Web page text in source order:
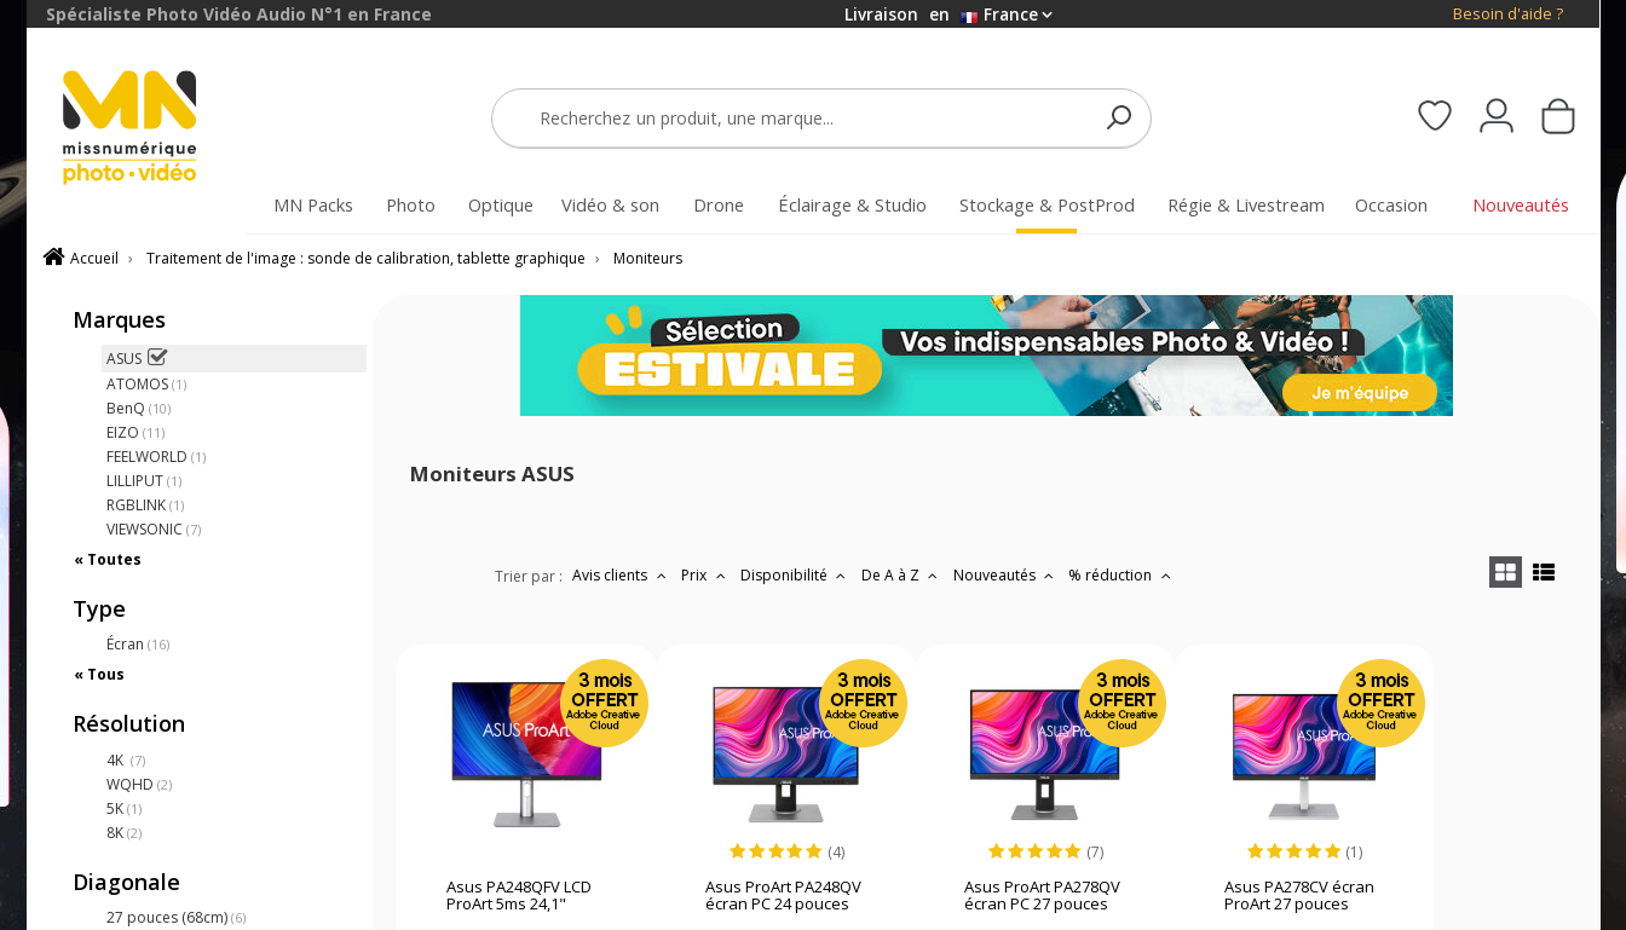
Spécialiste Photo Vidéo Audio N°1 en France Livraison en France Besoin d'aide ?
MN Packs Photo Optique Vidéo & son Drone Éclairage & Studio Stockage & PostProd Régie & Livestream Occasion Nouveautés
Accueil › Traitement de l'image : sonde de calibration, tablette graphique › Moniteurs
Marques
ASUS
ATOMOS (1)
BenQ (10)
EIZO (11)
FEELWORLD (1)
LILLIPUT (1)
RGBLINK (1)
VIEWSONIC (7)
« Toutes
Type
Écran (16)
« Tous
Résolution
4K (7)
WQHD (2)
5K (1)
8K (2)
Diagonale
27 pouces (68cm) (6)
Moniteurs ASUS
Trier par : Avis clients Prix Disponibilité De A à Z Nouveautés % réduction
Asus PA248QFV LCD
ProArt 5ms 24,1"
(4)
Asus ProArt PA248QV
écran PC 24 pouces
(7)
Asus ProArt PA278QV
écran PC 27 pouces
(1)
Asus PA278CV écran
ProArt 27 pouces